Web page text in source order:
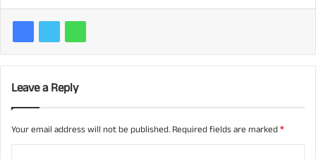
Leave a Reply
Your email address will not be published. Required fields are marked*